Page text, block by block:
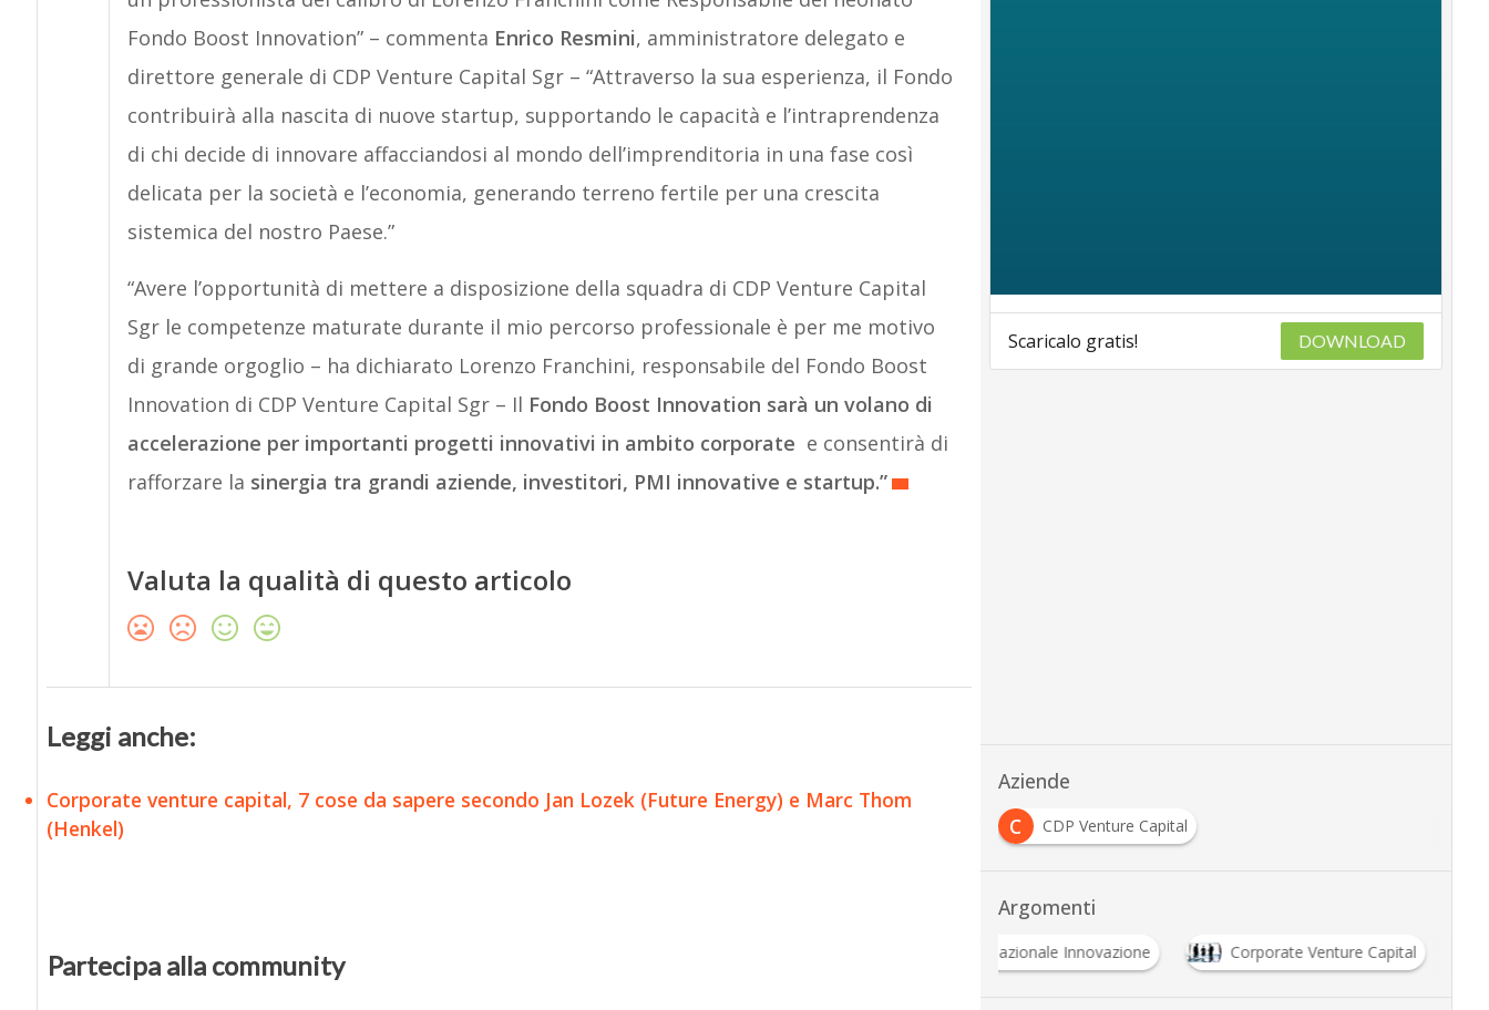
Fondo Boost Innovation” – commenta Enrico Resmini, amministratore delegato e
direttore generale di CDP Venture Capital Sgr – “Attraverso la sua esperienza, il Fondo
contribuirà alla nascita di nuove startup, supportando le capacità e l’intraprendenza
di chi decide di innovare affacciandosi al mondo dell’imprenditoria in una fase così
delicata per la società e l’economia, generando terreno fertile per una crescita
sistemica del nostro Paese.”
“Avere l’opportunità di mettere a disposizione della squadra di CDP Venture Capital
Sgr le competenze maturate durante il mio percorso professionale è per me motivo
di grande orgoglio – ha dichiarato Lorenzo Franchini, responsabile del Fondo Boost
Innovation di CDP Venture Capital Sgr – Il Fondo Boost Innovation sarà un volano di
accelerazione per importanti progetti innovativi in ambito corporate e consentirà di
rafforzare la sinergia tra grandi aziende, investitori, PMI innovative e startup.”
Valuta la qualità di questo articolo
Leggi anche:
Corporate venture capital, 7 cose da sapere secondo Jan Lozek (Future Energy) e Marc Thom
(Henkel)
Partecipa alla community
Scaricalo gratis! DOWNLOAD
Aziende
C
CDP Venture Capital
Argomenti
CDP Venture Capital - Fondo Nazionale Innovazione Corporate Venture Capital